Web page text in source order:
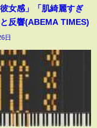
女感」「肌綺麗すぎ
反響(ABEMA TIMES)
日